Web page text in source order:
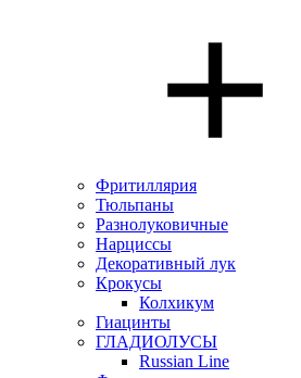
Фритиллярия
Тюльпаны
Разнолуковичные
Нарциссы
Декоративный лук
Крокусы
Колхикум
Гиацинты
ГЛАДИОЛУСЫ
Russian Line